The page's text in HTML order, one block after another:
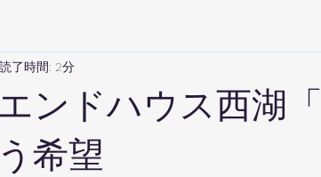
ンドハウス西湖
希望
読了時間: 2分